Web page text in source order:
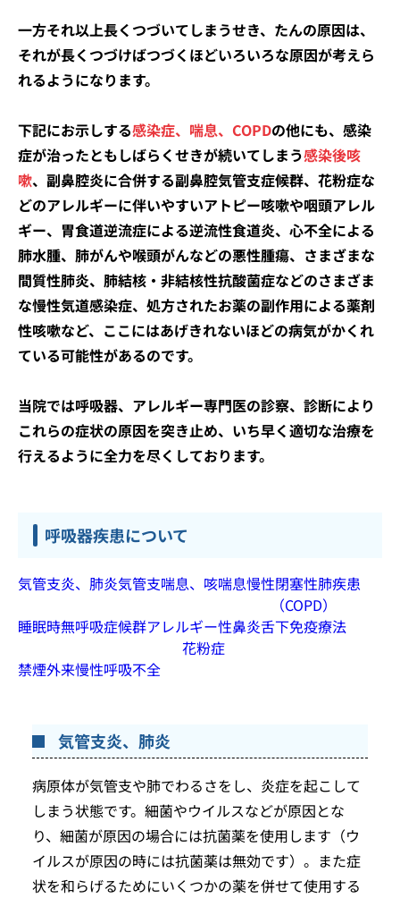
一方それ以上長くつづいてしまうせき、たんの原因は、
それが長くつづけばつづくほどいろいろな原因が考えら
れるようになります。
下記にお示しする感染症、喘息、COPDの他にも、感染
症が治ったともしばらくせきが続いてしまう感染後咳
嗽、副鼻腔炎に合併する副鼻腔気管支症候群、花粉症な
どのアレルギーに伴いやすいアトピー咳嗽や咽頭アレル
ギー、胃食道逆流症による逆流性食道炎、心不全による
肺水腫、肺がんや喉頭がんなどの悪性腫瘍、さまざまな
間質性肺炎、肺結核・非結核性抗酸菌症などのさまざま
な慢性気道感染症、処方されたお薬の副作用による薬剤
性咳嗽など、ここにはあげきれないほどの病気がかくれ
ている可能性があるのです。
当院では呼吸器、アレルギー専門医の診察、診断により
これらの症状の原因を突き止め、いち早く適切な治療を
行えるように全力を尽くしております。
呼吸器疾患について
気管支炎、肺炎気管支喘息、咳喘息慢性閉塞性肺疾患
（COPD）
睡眠時無呼吸症候群アレルギー性鼻炎
花粉症
舌下免疫療法
禁煙外来慢性呼吸不全
気管支炎、肺炎
病原体が気管支や肺でわるさをし、炎症を起こして
しまう状態です。細菌やウイルスなどが原因とな
り、細菌が原因の場合には抗菌薬を使用します（ウ
イルスが原因の時には抗菌薬は無効です）。また症
状を和らげるためにいくつかの薬を併せて使用する